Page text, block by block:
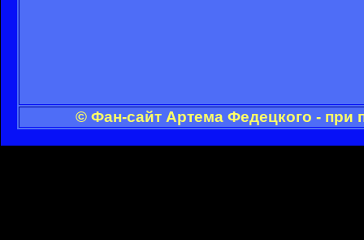
© Фан-сайт Артема Федецкого - при